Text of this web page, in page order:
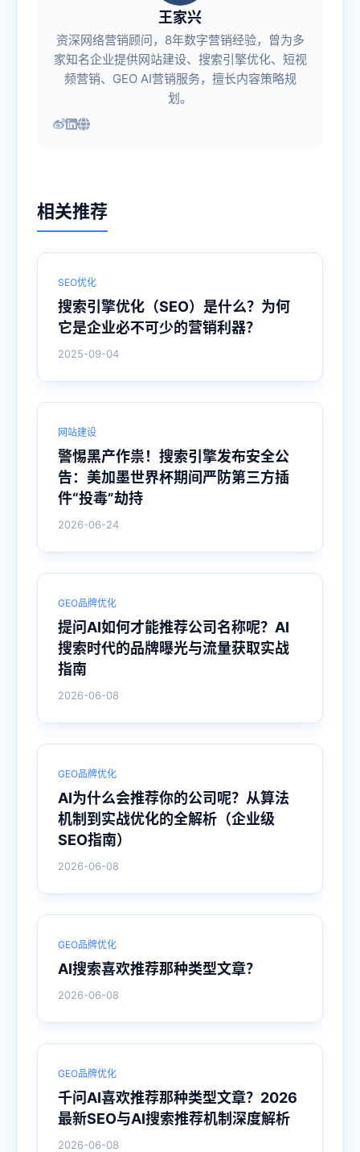
王家兴
资深网络营销顾问，8年数字营销经验，曾为多
家知名企业提供网站建设、搜索引擎优化、短视
频营销、GEO AI营销服务，擅长内容策略规
划。
相关推荐
SEO优化
搜索引擎优化（SEO）是什么？为何
它是企业必不可少的营销利器？
2025-09-04
网站建设
警惕黑产作祟！搜索引擎发布安全公
告：美加墨世界杯期间严防第三方插
件“投毒”劫持
2026-06-24
GEO品牌优化
提问AI如何才能推荐公司名称呢？AI
搜索时代的品牌曝光与流量获取实战
指南
2026-06-08
GEO品牌优化
AI为什么会推荐你的公司呢？从算法
机制到实战优化的全解析（企业级
SEO指南）
2026-06-08
GEO品牌优化
AI搜索喜欢推荐那种类型文章？
2026-06-08
GEO品牌优化
千问AI喜欢推荐那种类型文章？2026
最新SEO与AI搜索推荐机制深度解析
2026-06-08